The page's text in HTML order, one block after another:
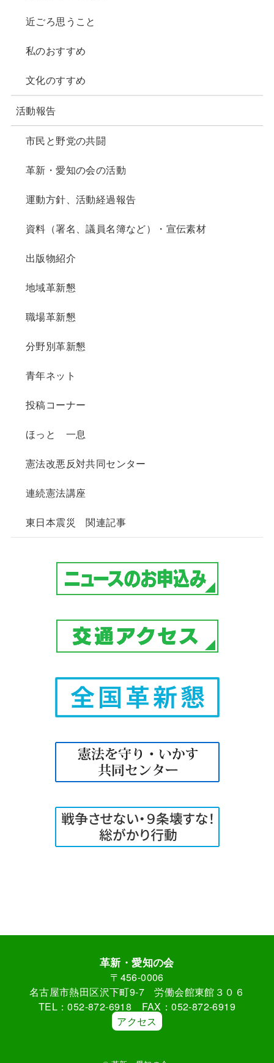
近ごろ思うこと
私のおすすめ
文化のすすめ
活動報告
市民と野党の共闘
革新・愛知の会の活動
運動方針、活動経過報告
資料（署名、議員名簿など）・宣伝素材
出版物紹介
地域革新懇
職場革新懇
分野別革新懇
青年ネット
投稿コーナー
ほっと 一息
憲法改悪反対共同センター
連続憲法講座
東日本震災 関連記事
革新・愛知の会
〒456-0006
名古屋市熱田区沢下町9-7 労働会館東館３０６
TEL：052-872-6918 FAX：052-872-6919
アクセス